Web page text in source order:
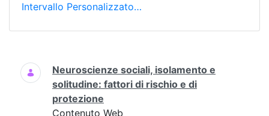
Intervallo Personalizzato…
Ricerca
Neuroscienze sociali, isolamento e
solitudine: fattori di rischio e di
protezione
Contenuto Web